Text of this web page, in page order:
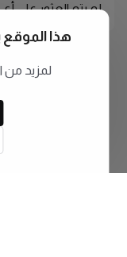
لم يتم العثور على
هذا
لمزيد من